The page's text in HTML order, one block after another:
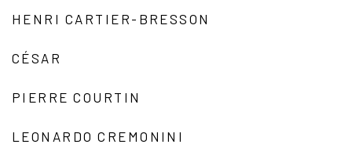
HENRI CARTIER-BRESSON
CÉSAR
PIERRE COURTIN
LEONARDO CREMONINI